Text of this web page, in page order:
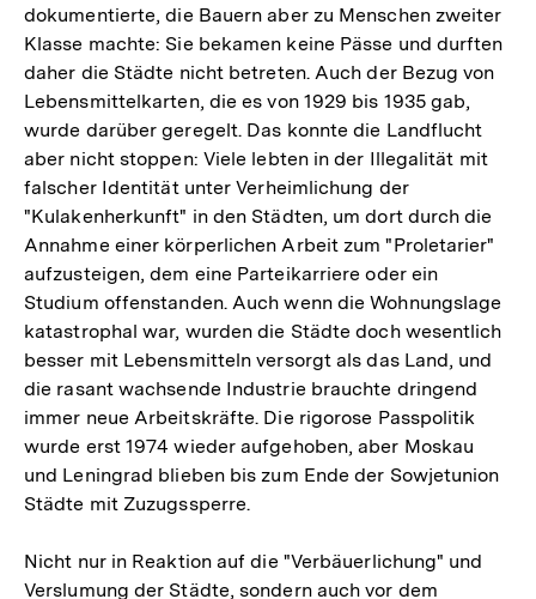
dokumentierte, die Bauern aber zu Menschen zweiter
Klasse machte: Sie bekamen keine Pässe und durften
daher die Städte nicht betreten. Auch der Bezug von
Lebensmittelkarten, die es von 1929 bis 1935 gab,
wurde darüber geregelt. Das konnte die Landflucht
aber nicht stoppen: Viele lebten in der Illegalität mit
falscher Identität unter Verheimlichung der
"Kulakenherkunft" in den Städten, um dort durch die
Annahme einer körperlichen Arbeit zum "Proletarier"
aufzusteigen, dem eine Parteikarriere oder ein
Studium offenstanden. Auch wenn die Wohnungslage
katastrophal war, wurden die Städte doch wesentlich
besser mit Lebensmitteln versorgt als das Land, und
die rasant wachsende Industrie brauchte dringend
immer neue Arbeitskräfte. Die rigorose Passpolitik
wurde erst 1974 wieder aufgehoben, aber Moskau
und Leningrad blieben bis zum Ende der Sowjetunion
Städte mit Zuzugssperre.
Nicht nur in Reaktion auf die "Verbäuerlichung" und
Verslumung der Städte, sondern auch vor dem